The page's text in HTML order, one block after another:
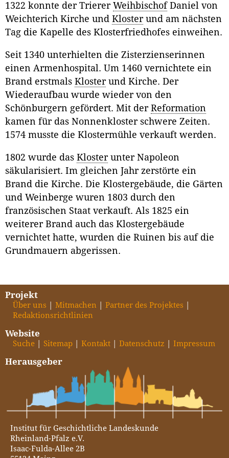
1322 konnte der Trierer WeihbischofDaniel von
Weichterich Kirche und Klosterund am nächsten
Tag die Kapelle des Klosterfriedhofes einweihen.
Seit 1340 unterhielten die Zisterzienserinnen
einen Armenhospital. Um 1460 vernichtete ein
Brand erstmals Klosterund Kirche. Der
Wiederaufbau wurde wieder von den
Schönburgern gefördert. Mit der Reformation
kamen für das Nonnenkloster schwere Zeiten.
1574 musste die Klostermühle verkauft werden.
1802 wurde das Klosterunter Napoleon
säkularisiert. Im gleichen Jahr zerstörte ein
Brand die Kirche. Die Klostergebäude, die Gärten
und Weinberge wuren 1803 durch den
französischen Staat verkauft. Als 1825 ein
weiterer Brand auch das Klostergebäude
vernichtet hatte, wurden die Ruinen bis auf die
Grundmauern abgerissen.
Projekt
Über uns Mitmachen
Partner des Projektes
Redaktionsrichtlinien
Website
Suche Sitemap Kontakt Datenschutz Impressum
Herausgeber
Institut für Geschichtliche Landeskunde
Rheinland-Pfalz e.V.
Isaac-Fulda-Allee 2B